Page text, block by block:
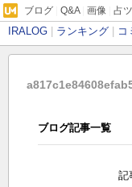
ブログ Q&A| 画像 占
IRALOG ランキング コ
ブログ記事一覧
記